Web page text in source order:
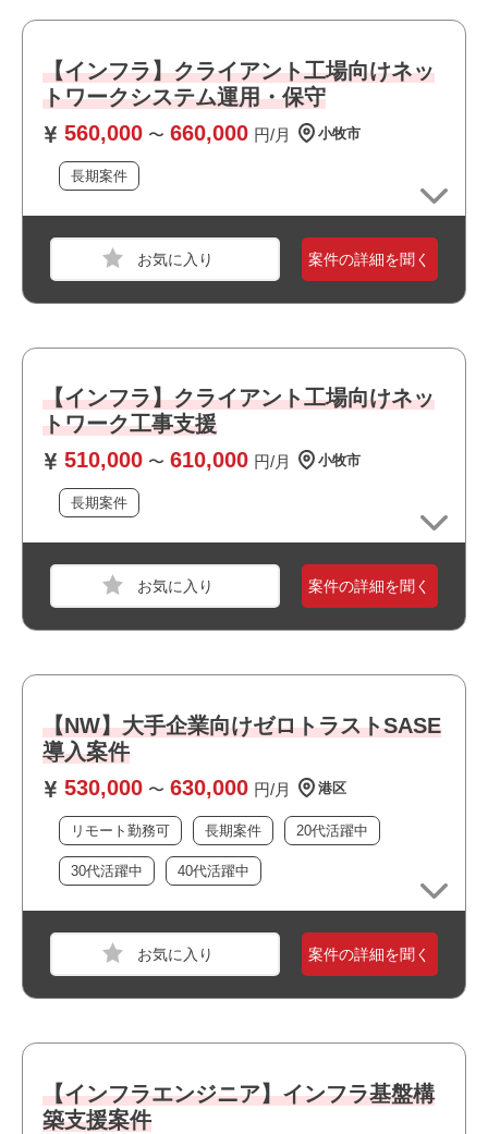
【インフラ】クライアント工場向けネッ
トワークシステム運用・保守
560,000 〜 660,000 円/月 小牧市
長期案件
案件の詳細を聞く
【インフラ】クライアント工場向けネッ
トワーク工事支援
510,000 〜 610,000 円/月 小牧市
長期案件
・駅近でアクセス良好です
・自社サービスに携われます
・長期就業が見込める案件です
案件の詳細を聞く
【NW】大手企業向けゼロトラストSASE
導入案件
530,000 〜 630,000 円/月 港区
リモート勤務可 長期案件 20代活躍中
30代活躍中 40代活躍中
職種
インフラエンジニア
業界
サービス
Windows
おすすめポイント
・リモート勤務併用可能です
・幅広い年齢層の方が活躍しています
案件の詳細を聞く
【インフラエンジニア】インフラ基盤構
築支援案件
職種
インフラエンジニア
業界
放送・出版・音楽・芸能
AWS,Azure,GCP,Vmware,Windows,UNIX/Linux
・ドキュメント作成（設計書、手順書 等）
上記、一部でも問題ございません。
おすすめポイント
・駅近でアクセス良好です
・運用保守に携われます
職種
システムエンジニア
保険
スキル
Java,Windows
必須スキル
・Javaでのシステム開発経験2年以上
・基本設計から単独で業務遂行可能な方
・顧客とのQAやり取りやレビューの経験
・最新技術に携われます
・上流工程に携われます
職種
システムエンジニア
業界
サービス